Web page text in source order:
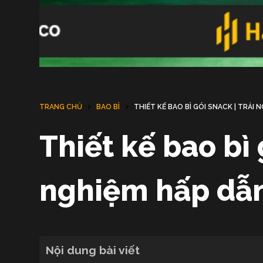
TRANG CHỦ BAO BÌ THIẾT KẾ BAO BÌ GÓI SNACK | TRẢI
Thiết kế bao bì
nghiệm hấp
Nội dung bài viết